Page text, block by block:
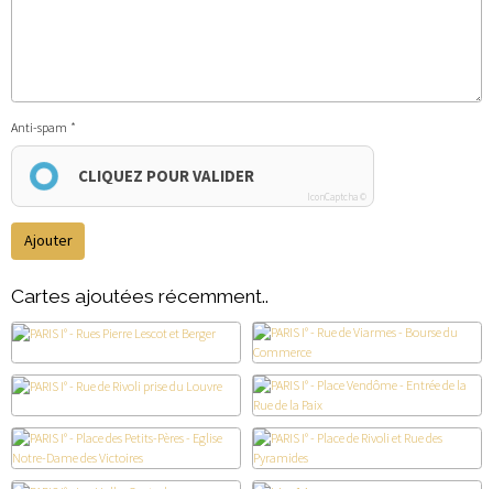
Anti-spam
CLIQUEZ POUR VALIDER
IconCaptcha ©
Ajouter
Cartes ajoutées récemment..